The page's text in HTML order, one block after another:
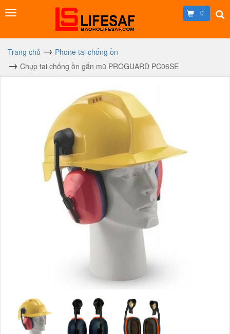
0
Trang chủ
Phone tai chống ồn
Chụp tai chống ồn gắn mũ PROGUARD PC06SE